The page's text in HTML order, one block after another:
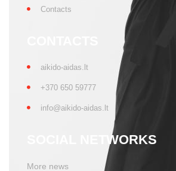
Contacts
aikido-aidas.lt
+370 650 59777
info@aikido-aidas.lt
SOCIAL NETWORKS
More news